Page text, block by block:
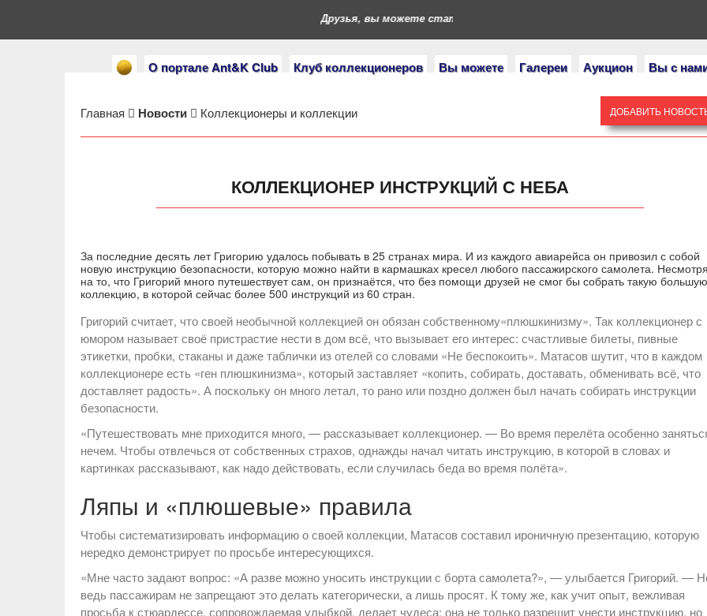
О портале Ant&K Club Клуб коллекционеров Вы можете Галереи Аукцион Вы с
Друзья, вы можете стать героями нашего портала. Если у вас есть
ДОБАВИТЬ
Главная Новости Коллекционеры и коллекции
КОЛЛЕКЦИОНЕР ИНСТРУКЦИЙ С НЕБА
За последние десять лет Григорию удалось побывать в 25 странах мира. И из каждого авиарейса он привозил с собой
новую инструкцию безопасности, которую можно найти в кармашках кресел любого пассажирского самолета. Несмотря
на то, что Григорий много путешествует сам, он признаётся, что без помощи друзей не смог бы собрать такую большую
коллекцию, в которой сейчас более 500 инструкций из 60 стран.
Григорий считает, что своей необычной коллекцией он обязан собственному«плюшкинизму». Так коллекционер с
юмором называет своё пристрастие нести в дом всё, что вызывает его интерес: счастливые билеты, пивные
этикетки, пробки, стаканы и даже таблички из отелей со словами «Не беспокоить». Матасов шутит, что в каждом
коллекционере есть «ген плюшкинизма», который заставляет «копить, собирать, доставать, обменивать всё, что
доставляет радость». А поскольку он много летал, то рано или поздно должен был начать собирать инструкции
безопасности.
«Путешествовать мне приходится много, — рассказывает коллекционер. — Во время перелёта особенно
нечем. Чтобы отвлечься от собственных страхов, однажды начал читать инструкцию, в которой в словах и
картинках рассказывают, как надо действовать, если случилась беда во время полёта».
Ляпы и «плюшевые» правила
Чтобы систематизировать информацию о своей коллекции, Матасов составил ироничную презентацию, которую
нередко демонстрирует по просьбе интересующихся.
«Мне часто задают вопрос: «А разве можно уносить инструкции с борта самолета?», — улыбается Григорий. —
ведь пассажирам не запрещают это делать категорически, а лишь просят. К тому же, как учит опыт, вежливая
просьба к стюардессе, сопровождаемая улыбкой, делает чудеса: она не только разрешит унести инструкцию, но